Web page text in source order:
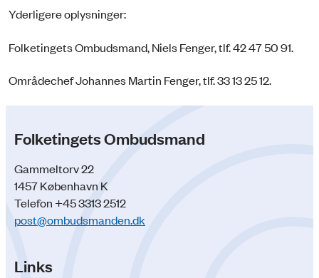
Yderligere oplysninger:
Folketingets Ombudsmand, Niels Fenger, tlf. 42 47 50 91.
Områdechef Johannes Martin Fenger, tlf. 33 13 25 12.
Folketingets Ombudsmand
Gammeltorv 22
1457 København K
Telefon +45 3313 2512
post@ombudsmanden.dk
Links